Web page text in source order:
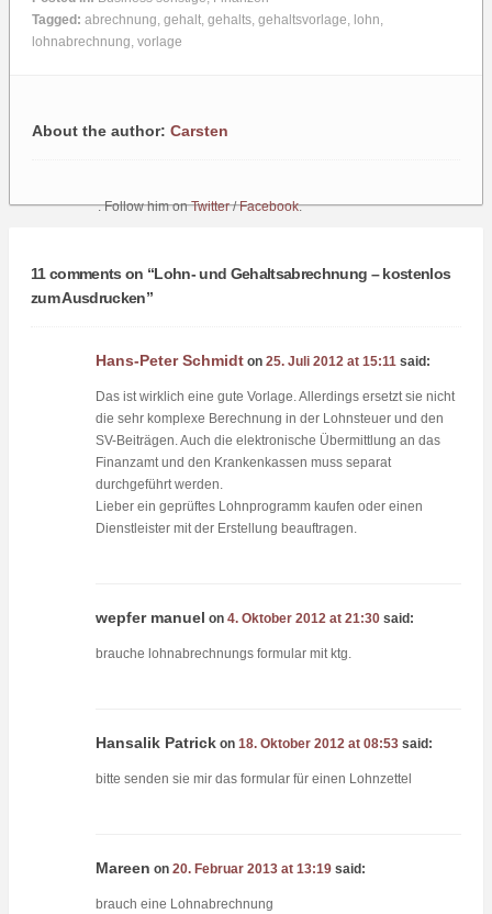
Tagged: abrechnung, gehalt, gehalts, gehaltsvorlage, lohn,
lohnabrechnung, vorlage
About the author: Carsten
. Follow him onTwitter/Facebook.
11 comments on “Lohn- und Gehaltsabrechnung – kostenlos
zum Ausdrucken”
Hans-Peter Schmidton 25. Juli 2012 at 15:11 said:
Das ist wirklich eine gute Vorlage. Allerdings ersetzt sie nicht
die sehr komplexe Berechnung in der Lohnsteuer und den
SV-Beiträgen. Auch die elektronische Übermittlung an das
Finanzamt und den Krankenkassen muss separat
durchgeführt werden.
Lieber ein geprüftes Lohnprogramm kaufen oder einen
Dienstleister mit der Erstellung beauftragen.
wepfer manuel on 4. Oktober 2012 at 21:30 said:
brauche lohnabrechnungs formular mit ktg.
Hansalik Patrickon 18. Oktober 2012 at 08:53 said:
bitte senden sie mir das formular für einen Lohnzettel
Mareen on 20. Februar 2013 at 13:19 said:
brauch eine Lohnabrechnung